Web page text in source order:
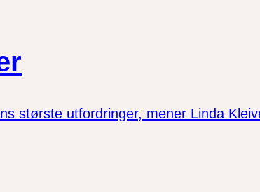
største utfordringer, mener Linda